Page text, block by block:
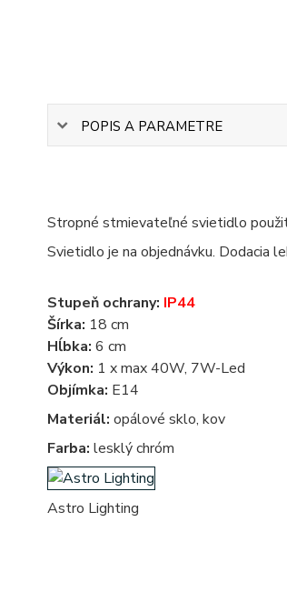
POPIS A PARAMETRE
Stropné stmievateľné svietidlo
Svietidlo je na objednávku. Dodacia
Stupeň ochrany: IP44
Šírka: 18 cm
Hĺbka: 6 cm
Výkon: 1 x max 40W, 7W-Led
Objímka: E14
Materiál: opálové sklo, kov
Farba: lesklý chróm
Astro Lighting